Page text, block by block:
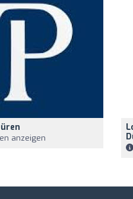
anzeigen